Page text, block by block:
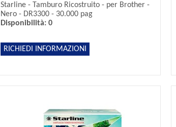
Starline - Tamburo Ricostruito - per Brother -
Nero - DR3300 - 30.000 pag
Disponibilità: 0
RICHIEDI INFORMAZIONI